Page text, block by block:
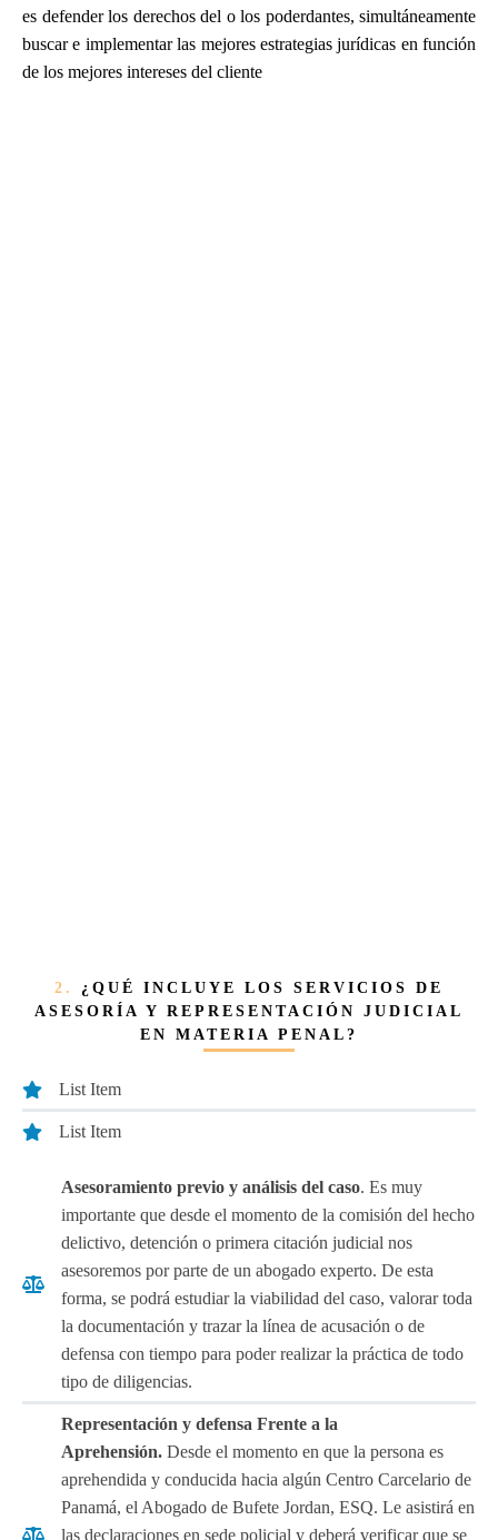
es defender los derechos del o los poderdantes, simultáneamente
buscar e implementar las mejores estrategias jurídicas en función
de los mejores intereses del cliente
2. ¿QUÉ INCLUYE LOS SERVICIOS DE
ASESORÍA Y REPRESENTACIÓN JUDICIAL
EN MATERIA PENAL?
List Item
List Item
Asesoramiento previo y análisis del caso. Es muy
importante que desde el momento de la comisión del hecho
delictivo, detención o primera citación judicial nos
asesoremos por parte de un abogado experto. De esta
forma, se podrá estudiar la viabilidad del caso, valorar toda
la documentación y trazar la línea de acusación o de
defensa con tiempo para poder realizar la práctica de todo
tipo de diligencias.
Representación y defensa Frente a la
Aprehensión. Desde el momento en que la persona es
aprehendida y conducida hacia algún Centro Carcelario de
Panamá, el Abogado de Bufete Jordan, ESQ. Le asistirá en
las declaraciones en sede policial y deberá verificar que se